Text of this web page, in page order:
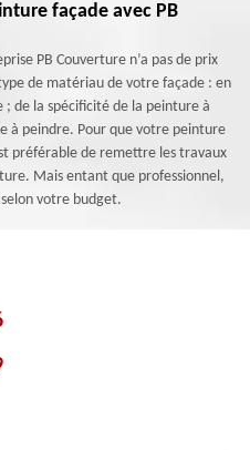
façade avec PB
PB Couverture n’a pas de prix
de matériau de votre façade : en
de la spécificité de la peinture à
à peindre. Pour que votre peinture
préférable de remettre les travaux
Mais entant que professionnel,
votre budget.